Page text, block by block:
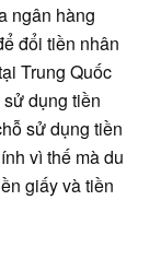
ngân hàng
đổi tiền nhân
Trung Quốc
dụng tiền
sử dụng tiền
vì thế mà du
giấy và tiền